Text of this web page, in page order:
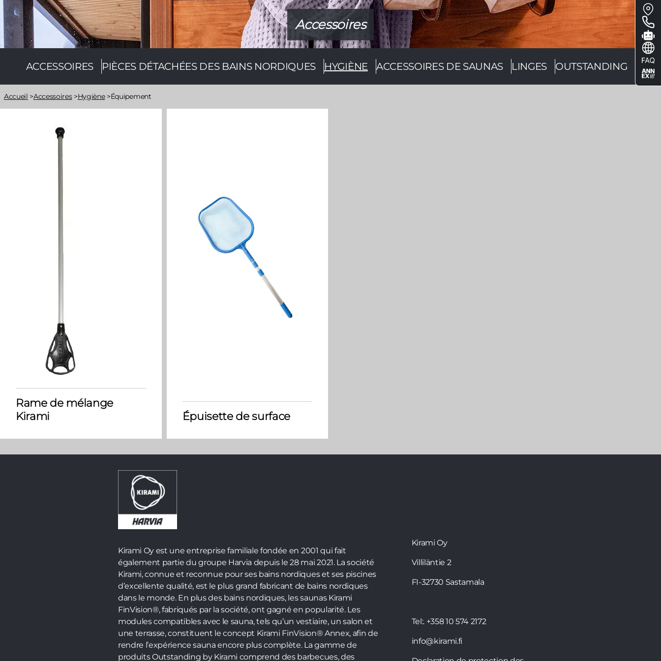
Accessoires
ACCESSOIRES PIÈCES DÉTACHÉES DES BAINS NORDIQUES HYGIÈNE ACCESSOIRES DE SAUNAS LINGES OUTSTANDING
Fil
d'Ariane
Accueil >Accessoires>Hygiène>Équipement
Rame de mélange
Kirami
Épuisette de surface
Kirami Oy est une entreprise familiale fondée en 2001 qui fait
également partie du groupe Harvia depuis le 28 mai 2021. La société
Kirami, connue et reconnue pour ses bains nordiques et ses piscines
d’excellente qualité, est le plus grand fabricant de bains nordiques
dans le monde. En plus des bains nordiques, les saunas Kirami
FinVision®, fabriqués par la société, ont gagné en popularité. Les
modules compatibles avec le sauna, tels qu’un vestiaire, un salon et
une terrasse, constituent le concept Kirami FinVision® Annex, afin de
rendre l’expérience sauna encore plus complète. La gamme de
produits Outstanding by Kirami comprend des barbecues, des
Kirami Oy
Villiläntie 2
FI-32730 Sastamala
Tel:. +358 10 574 2172
info@kirami.fi